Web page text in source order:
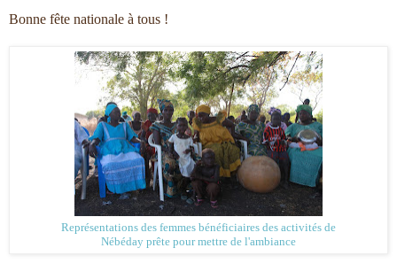
Bonne fête nationale à tous !
Représentations des femmes bénéficiaires des activités de
Nébéday prête pour mettre de l'ambiance